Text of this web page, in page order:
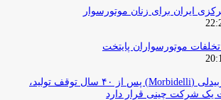
ایران برای زنان موتورسوار
موتورسواران پایتخت
برند قدیمی موربیدلی (Morbidelli) پس از ۴۰ سال توقف تولید،
یک شرکت چینی قرار دارد